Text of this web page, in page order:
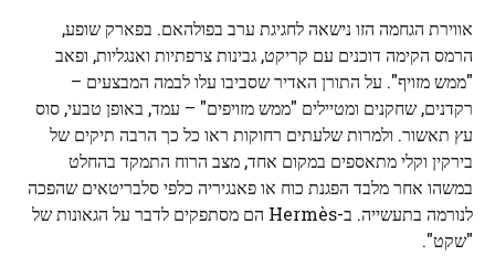
אווירת הגחמה הזו נישאה לחגיגת ערב בפולהאם. בפארק שופע,
הרמס הקימה דוכנים עם קריקט, גבינות צרפתיות ואנגליות, ופאב
"ממש מזויף". על התורן האדיר שסביבו עלו לבמה המבצעים –
רקדנים, שחקנים ומטיילים "ממש מזויפים" – עמד, באופן טבעי, סוס
עץ תאשור. ולמרות שלעתים רחוקות ראו כל כך הרבה תיקים של
בירקין וקלי מתאספים במקום אחד, מצב הרוח התמקד בהחלט
במשהו אחר מלבד הפגנת כוח או פאנגיריה כלפי סלבריטאים שהפכה
לנורמה בתעשייה. ב-Hermès הם מסתפקים לדבר על הגאונות של
"שקט".